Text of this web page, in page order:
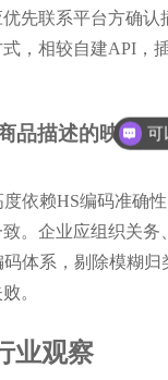
先联系平台方确认
，相较自建API，
品描述的映射关
依赖HS编码准确性
。企业应组织关务
体系，剔除模糊归
。
业观察